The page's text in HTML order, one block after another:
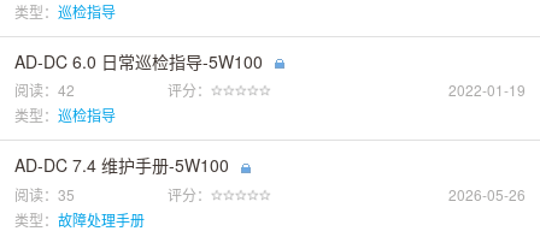
类型： 巡检指导
AD-DC 6.0 日常巡检指导-5W100
阅读：42 评分：
2022-01-19
类型： 巡检指导
AD-DC 7.4 维护手册-5W100
阅读：35 评分：
2026-05-26
类型： 故障处理手册